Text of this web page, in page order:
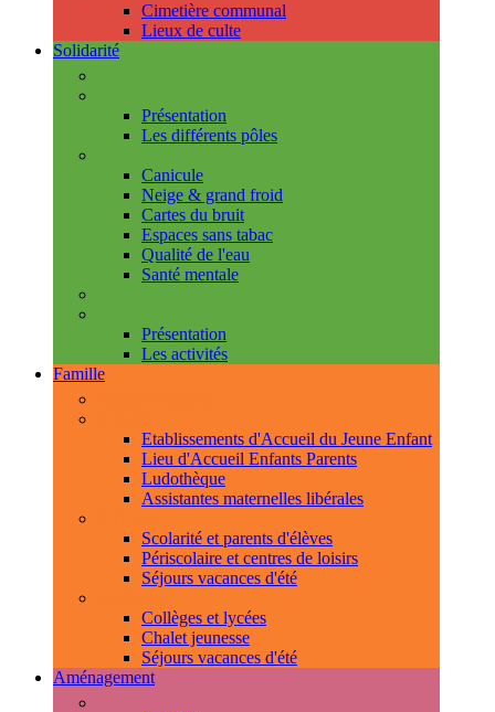
Cimetière communal
Lieux de culte
Solidarité
Présentation
Les différents pôles
Canicule
Neige & grand froid
Cartes du bruit
Espaces sans tabac
Qualité de l'eau
Santé mentale
Présentation
Les activités
Famille
Etablissements d'Accueil du Jeune Enfant
Lieu d'Accueil Enfants Parents
Ludothèque
Assistantes maternelles libérales
Scolarité et parents d'élèves
Périscolaire et centres de loisirs
Séjours vacances d'été
Collèges et lycées
Chalet jeunesse
Séjours vacances d'été
Aménagement